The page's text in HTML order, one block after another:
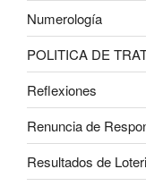
Numerología
POLITICA DE
Reflexiones
Renuncia de
Resultados de